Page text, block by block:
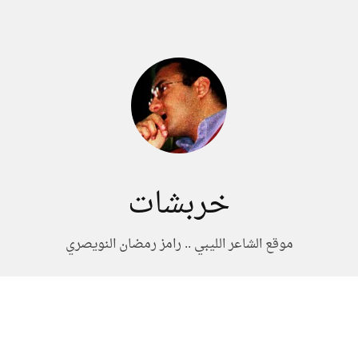
خربشات
موقع الشاعر الليبي .. رامز رمضان النويصري